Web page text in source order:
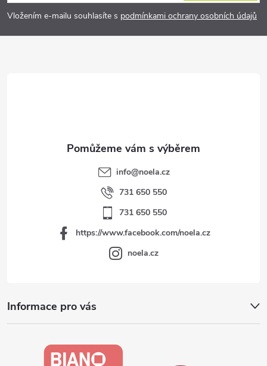
p
a
Vložením e-mailu souhlasíte s podmínkami ochrany osobních údajů
Informace pro vás
info@noela.cz
731 650 550
731 650 550
https://www.facebook.com/noela.cz
noela.cz